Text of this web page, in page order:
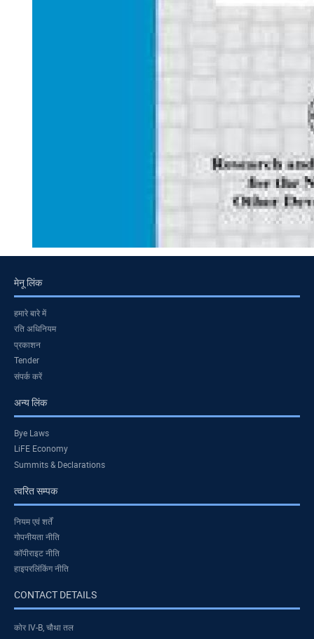
मेनू लिंक
हमारे बारे में
रति अधिनियम
प्रकाशन
Tender
संपर्क करें
अन्य लिंक
Bye Laws
LiFE Economy
Summits & Declarations
त्वरित सम्पक
नियम एवं शर्तें
गोपनीयता नीति
कॉपीराइट नीति
हाइपरलिंकिंग नीति
CONTACT DETAILS
कोर IV-B, चौथा तल